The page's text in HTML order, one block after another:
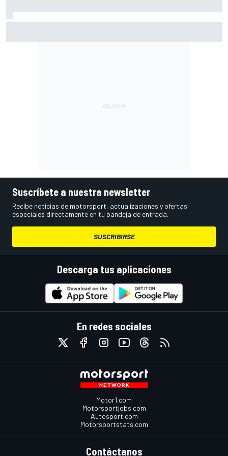
Suscríbete a nuestra newsletter
Recibe noticias de motorsport, actualizaciones y ofertas
especiales directamente en tu bandeja de entrada.
SUSCRIBIRSE
Descarga tus aplicaciones
En redes sociales
Motor1.com
Motorsportjobs.com
Autosport.com
Motorsportstats.com
Contáctanos